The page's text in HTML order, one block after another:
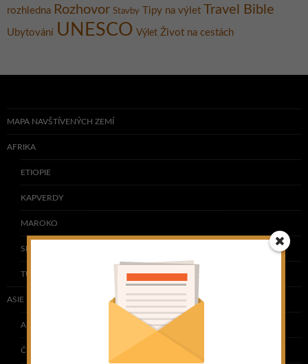
rozhledna Rozhovor Stavby Tipy na výlet Travel Bible
Ubytování UNESCO Výlet Život na cestách
MAPA NAVŠTÍVENÝCH ZEMÍ
AFRIKA
ETIOPIE
KAPVERDY
MAROKO
SENEGAL
TUNISKO
ASIE
ARMÉNIE
ČÍNA